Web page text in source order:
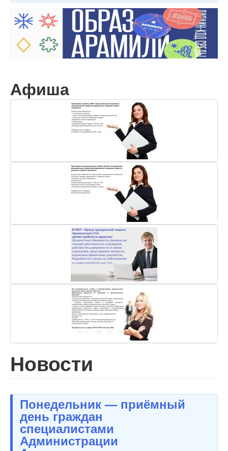
Афиша
Новости
Понедельник — приёмный
день граждан
специалистами
Администрации